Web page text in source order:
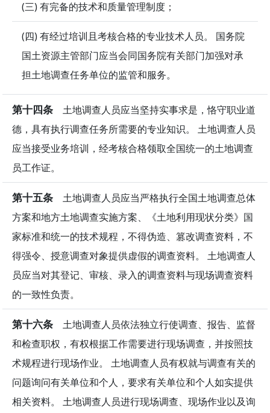
(三) 有完备的技术和质量管理制度；
(四) 有经过培训且考核合格的专业技术人员。 国务院
国土资源主管部门应当会同国务院有关部门加强对承
担土地调查任务单位的监管和服务。
第十四条 土地调查人员应当坚持实事求是，恪守职业道
德，具有执行调查任务所需要的专业知识。 土地调查人员
应当接受业务培训，经考核合格领取全国统一的土地调查
员工作证。
第十五条 土地调查人员应当严格执行全国土地调查总体
方案和地方土地调查实施方案、《土地利用现状分类》国
家标准和统一的技术规程，不得伪造、篡改调查资料，不
得强令、授意调查对象提供虚假的调查资料。 土地调查人
员应当对其登记、审核、录入的调查资料与现场调查资料
的一致性负责。
第十六条 土地调查人员依法独立行使调查、报告、监督
和检查职权，有权根据工作需要进行现场调查，并按照技
术规程进行现场作业。 土地调查人员有权就与调查有关的
问题询问有关单位和个人，要求有关单位和个人如实提供
相关资料。 土地调查人员进行现场调查、现场作业以及询